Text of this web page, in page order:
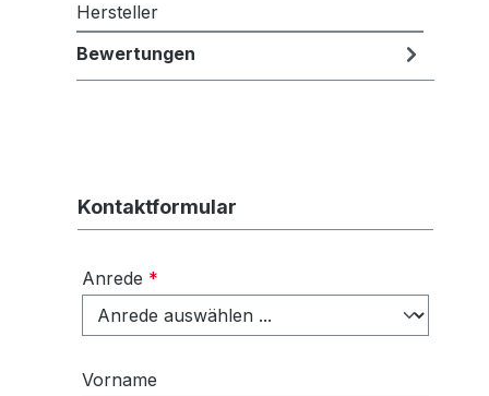
Hersteller
Bewertungen
Kontaktformular
Anrede *
Vorname